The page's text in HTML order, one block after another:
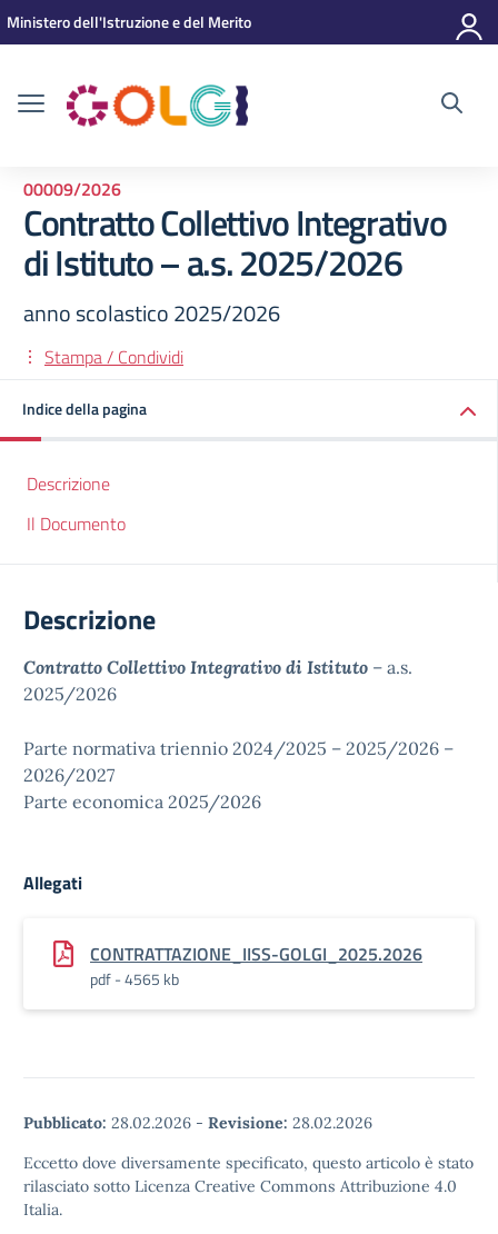
Vai ai contenuti
Vai al menu di navigazione
Vai al footer
Ministero dell'Istruzione e del Merito
00009/2026
Contratto Collettivo Integrativo
di Istituto – a.s. 2025/2026
anno scolastico 2025/2026
Stampa / Condividi
Indice della pagina
Descrizione
Il Documento
Descrizione
Contratto Collettivo Integrativo di Istituto – a.s.
2025/2026
Parte normativa triennio 2024/2025 – 2025/2026 –
2026/2027
Parte economica 2025/2026
Allegati
CONTRATTAZIONE_IISS-GOLGI_2025.2026
pdf - 4565 kb
Pubblicato: 28.02.2026 - Revisione: 28.02.2026
Eccetto dove diversamente specificato, questo articolo è stato
rilasciato sotto Licenza Creative Commons Attribuzione 4.0
Italia.